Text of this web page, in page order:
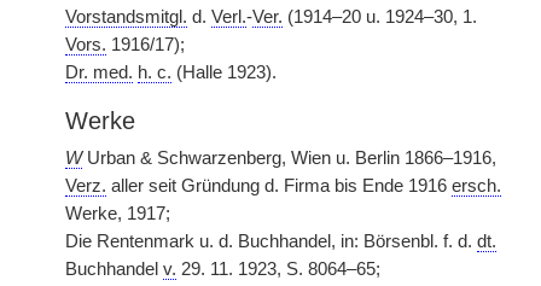
Vorstandsmitgl. d. Verl.-Ver. (1914–20 u. 1924–30, 1.
Vors. 1916/17);
Dr. med. h. c. (Halle 1923).
Werke
WUrban & Schwarzenberg, Wien u. Berlin 1866–1916,
Verz. aller seit Gründung d. Firma bis Ende 1916 ersch.
Werke, 1917;
Die Rentenmark u. d. Buchhandel, in: Börsenbl. f. d. dt.
Buchhandel v. 29. 11. 1923, S. 8064–65;